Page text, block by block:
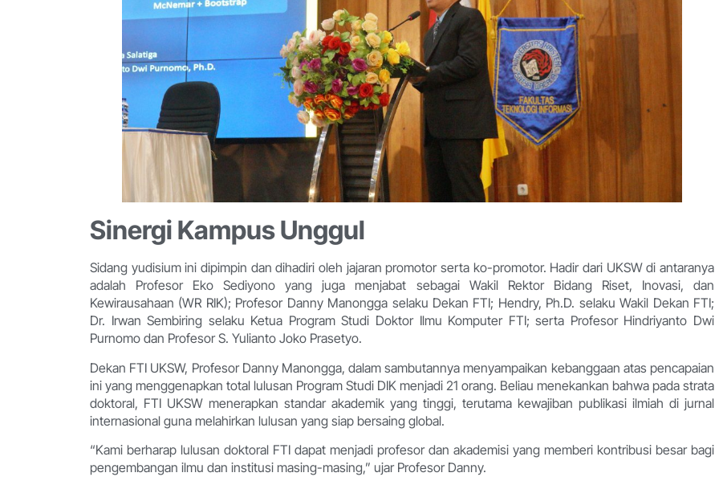
Sinergi Kampus Unggul
Sidang yudisium ini dipimpin dan dihadiri oleh jajaran promotor serta ko-promotor. Hadir dari UKSW di antaranya
adalah Profesor Eko Sediyono yang juga menjabat sebagai Wakil Rektor Bidang Riset, Inovasi, dan
Kewirausahaan (WR RIK); Profesor Danny Manongga selaku Dekan FTI; Hendry, Ph.D. selaku Wakil Dekan FTI;
Dr. Irwan Sembiring selaku Ketua Program Studi Doktor Ilmu Komputer FTI; serta Profesor Hindriyanto Dwi
Purnomo dan Profesor S. Yulianto Joko Prasetyo.
Dekan FTI UKSW, Profesor Danny Manongga, dalam sambutannya menyampaikan kebanggaan atas pencapaian
ini yang menggenapkan total lulusan Program Studi DIK menjadi 21 orang. Beliau menekankan bahwa pada strata
doktoral, FTI UKSW menerapkan standar akademik yang tinggi, terutama kewajiban publikasi ilmiah di jurnal
internasional guna melahirkan lulusan yang siap bersaing global.
“Kami berharap lulusan doktoral FTI dapat menjadi profesor dan akademisi yang memberi kontribusi besar bagi
pengembangan ilmu dan institusi masing-masing,” ujar Profesor Danny.